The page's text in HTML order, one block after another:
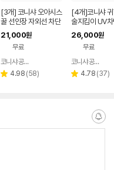
[3개] 코니샤 오아시스
꿀 선인장 자외선 차단
보습립밤 3.3g / SPF
13
21,000원
무료
페이
코니샤 공식스토어
별 4.98 리
(58)
[4개]코니샤 귀
술지킴이 UV
26,000원
무료
코니샤 공식스토어
별 4.78 리
(37)
알